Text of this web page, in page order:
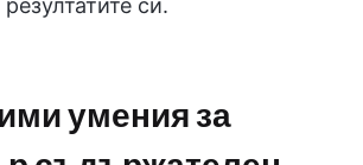
си.
умения за